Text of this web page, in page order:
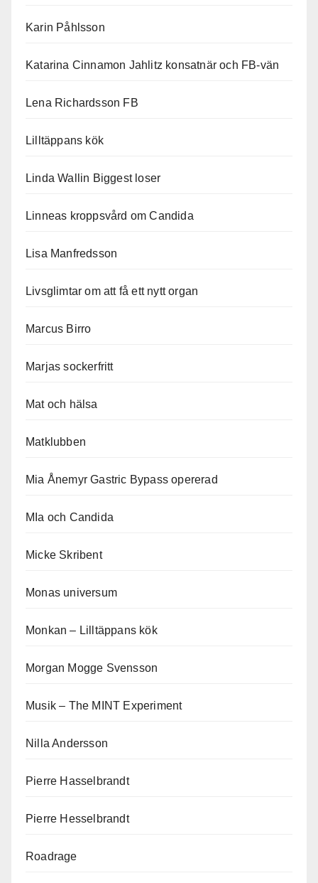
Karin Påhlsson
Katarina Cinnamon Jahlitz konsatnär och FB-vän
Lena Richardsson FB
Lilltäppans kök
Linda Wallin Biggest loser
Linneas kroppsvård om Candida
Lisa Manfredsson
Livsglimtar om att få ett nytt organ
Marcus Birro
Marjas sockerfritt
Mat och hälsa
Matklubben
Mia Ånemyr Gastric Bypass opererad
MIa och Candida
Micke Skribent
Monas universum
Monkan – Lilltäppans kök
Morgan Mogge Svensson
Musik – The MINT Experiment
Nilla Andersson
Pierre Hasselbrandt
Pierre Hesselbrandt
Roadrage